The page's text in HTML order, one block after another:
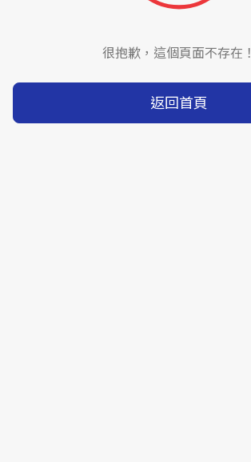
很抱歉，這個頁面不存在！
返回首頁